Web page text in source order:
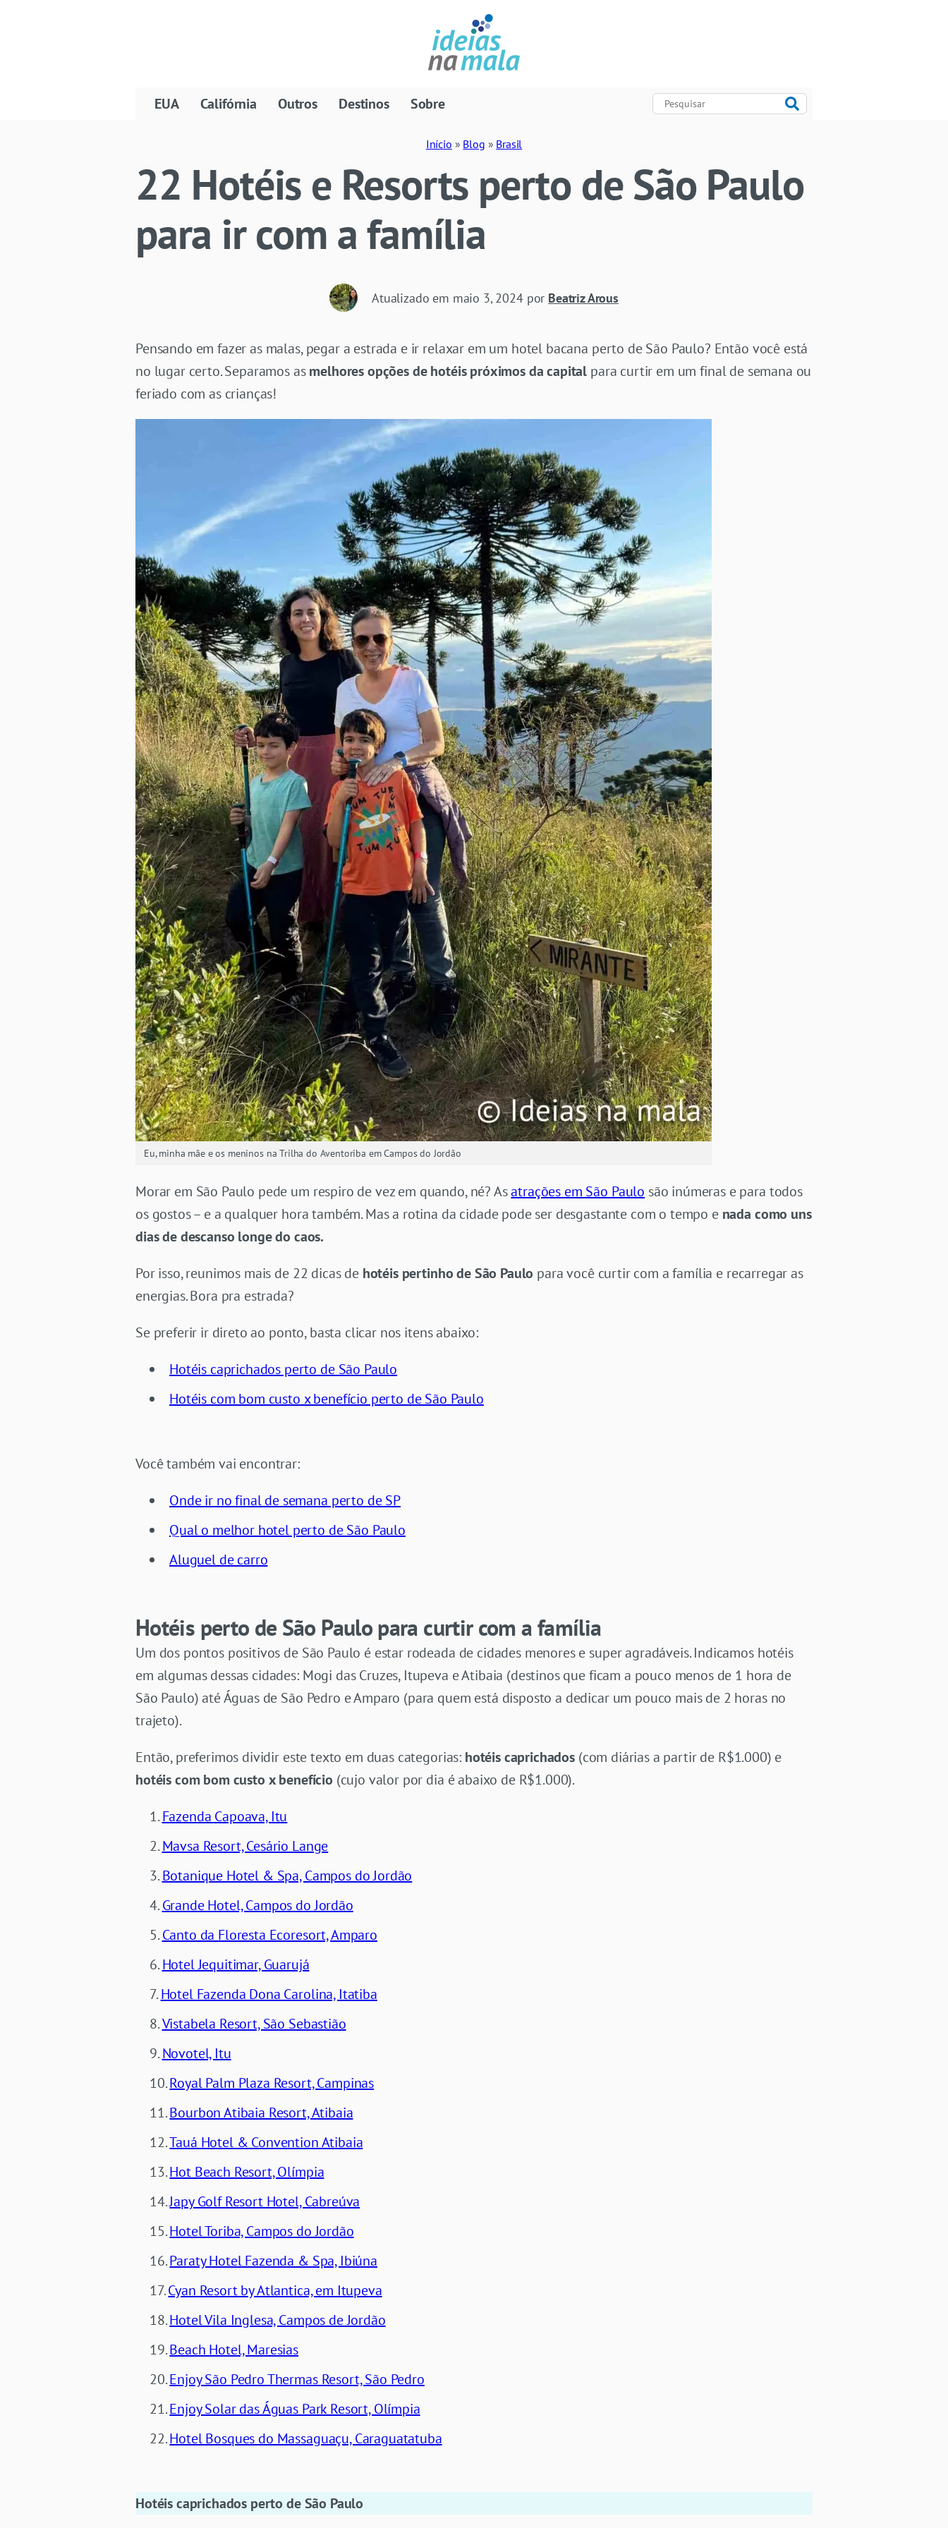
EUA Califórnia Outros Destinos Sobre
Início » Blog » Brasil
22 Hotéis e Resorts perto de São Paulo
para ir com a família
Atualizado em maio 3, 2024por Beatriz Arous
Pensando em fazer as malas, pegar a estrada e ir relaxar em um hotel bacana perto de São Paulo? Então você está
no lugar certo. Separamos asmelhores opções de hotéis próximos da capital para curtir em um final de semana ou
feriado com as crianças!
Eu, minha mãe e os meninos na Trilha do Aventoriba em Campos do Jordão
Morar em São Paulo pede um respiro de vez em quando, né? Asatrações em São Paulo são inúmeras e para todos
os gostos – e a qualquer hora também. Mas a rotina da cidade pode ser desgastante com o tempo e nada como uns
dias de descanso longe do caos.
Por isso, reunimos mais de 22 dicas de hotéis pertinho de São Paulo para você curtir com a família e recarregar as
energias. Bora pra estrada?
Se preferir ir direto ao ponto, basta clicar nos itens abaixo:
Hotéis caprichados perto de São Paulo
Hotéis com bom custo x benefício perto de São Paulo
Você também vai encontrar:
Onde ir no final de semana perto de SP
Qual o melhor hotel perto de São Paulo
Aluguel de carro
Hotéis perto de São Paulo para curtir com a família
Um dos pontos positivos de São Paulo é estar rodeada de cidades menores e super agradáveis. Indicamos hotéis
em algumas dessas cidades: Mogi das Cruzes, Itupeva e Atibaia (destinos que ficam a pouco menos de 1 hora de
São Paulo) até Águas de São Pedro e Amparo (para quem está disposto a dedicar um pouco mais de 2 horas no
trajeto).
Então, preferimos dividir este texto em duas categorias: hotéis caprichados (com diárias a partir de R$1.000) e
hotéis com bom custo x benefício (cujo valor por dia é abaixo de R$1.000).
Fazenda Capoava, Itu
Mavsa Resort, Cesário Lange
Botanique Hotel & Spa, Campos do Jordão
Grande Hotel, Campos do Jordão
Canto da Floresta Ecoresort, Amparo
Hotel Jequitimar, Guarujá
Hotel Fazenda Dona Carolina, Itatiba
Vistabela Resort, São Sebastião
Novotel, Itu
Royal Palm Plaza Resort, Campinas
Bourbon Atibaia Resort, Atibaia
Tauá Hotel & Convention Atibaia
Hot Beach Resort, Olímpia
Japy Golf Resort Hotel, Cabreúva
Hotel Toriba, Campos do Jordão
Paraty Hotel Fazenda & Spa, Ibiúna
Cyan Resort by Atlantica, em Itupeva
Hotel Vila Inglesa, Campos de Jordão
Beach Hotel, Maresias
Enjoy São Pedro Thermas Resort, São Pedro
Enjoy Solar das Águas Park Resort, Olímpia
Hotel Bosques do Massaguaçu, Caraguatatuba
Hotéis caprichados perto de São Paulo